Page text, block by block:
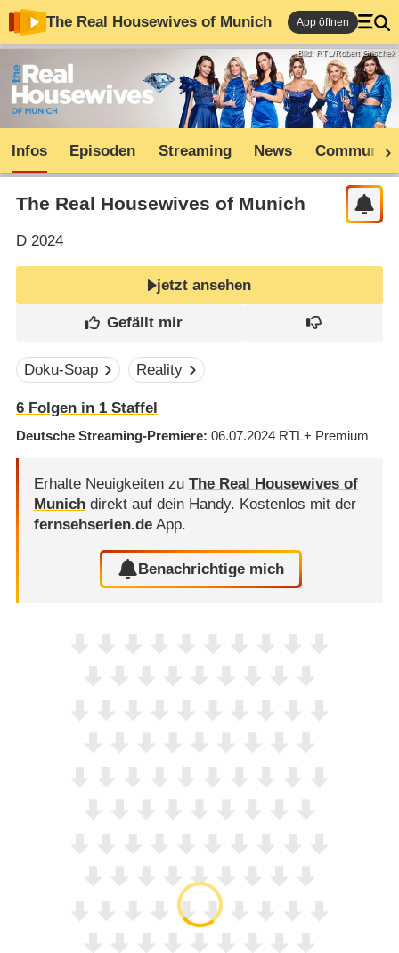
The Real Housewives of Munich App öffnen
Bild: RTL/Robert Grischek
Infos Episoden Streaming News Community
The Real Housewives of Munich
D2024
jetzt ansehen
Doku-Soap Reality
6Folgen in 1Staffel
Deutsche Streaming-Premiere 06.07.2024 RTL+ Premium
Erhalte Neuigkeiten zu The Real Housewives of
Munichdirekt auf dein Handy. Kostenlos mit der
fernsehserien.deApp.
Benachrichtige mich